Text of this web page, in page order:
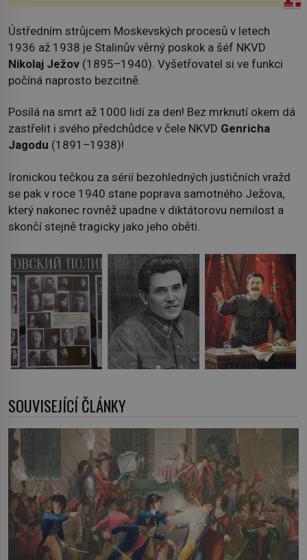
Ústředním strůjcem Moskevských procesů v letech
1936 až 1938 je Stalinův věrný poskok a šéf NKVD
Nikolaj Ježov (1895–1940). Vyšetřovatel si ve funkci
počíná naprosto bezcitně.
Posílá na smrt až 1000 lidí za den! Bez mrknutí okem dá
zastřelit i svého předchůdce v čele NKVD Genricha
Jagodu (1891–1938)!
Ironickou tečkou za sérií bezohledných justičních vražd
se pak v roce 1940 stane poprava samotného Ježova,
který nakonec rovněž upadne v diktátorovu nemilost a
skončí stejně tragicky jako jeho oběti.
SOUVISEJÍCÍ ČLÁNKY